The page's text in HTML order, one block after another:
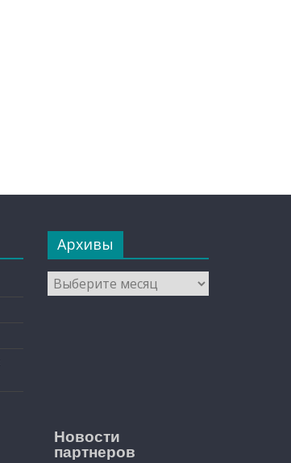
Архивы
Архивы
Новости
партнеров